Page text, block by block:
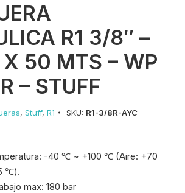
R1 3/8″ –
X 50 MTS – WP
– STUFF
, Stuff, R1 SKU: R1-3/8R-AYC
-40 ℃ ~ +100 ℃ (Aire: +70
℃).
max: 180 bar